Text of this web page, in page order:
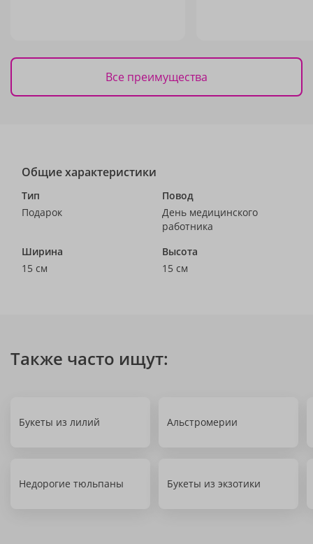
Все преимущества
Общие характеристики
Тип
Подарок
Повод
День медицинского
работника
Ширина
15 см
Высота
15 см
Также часто ищут:
Букеты из лилий Альстромерии
Недорогие тюльпаны Букеты из экзотики